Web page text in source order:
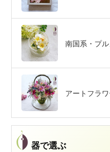
南国系・プル
アートフラワ
器で選ぶ